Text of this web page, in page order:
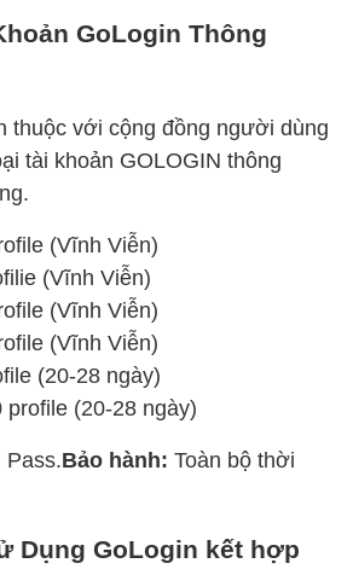
GoLogin Thông
thuộc với cộng đồng người dùng
tài khoản GOLOGIN thông
(Vĩnh Viễn)
(Vĩnh Viễn)
(Vĩnh Viễn)
(Vĩnh Viễn)
(20-28 ngày)
profile (20-28 ngày)
Pass.Bảo hành: Toàn bộ thời
Dụng GoLogin kết hợp